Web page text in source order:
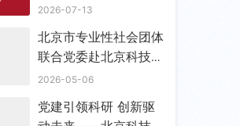
社团联合党委 支部书
2026-07-13
北京市专业性社会团体
联合党委赴北京科技金
融发展服务中心走访调
部
2026-05-06
党建引领科研 创新驱